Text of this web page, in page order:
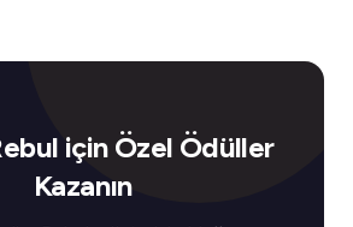
için Özel Ödüller
Kazanın